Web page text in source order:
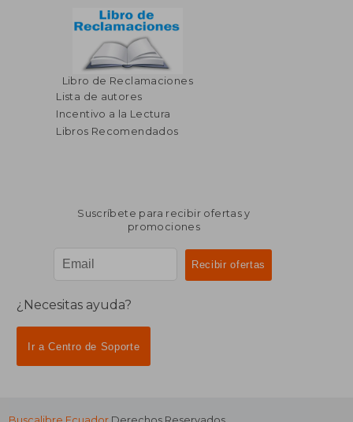
Libro de Reclamaciones
Lista de autores
Incentivo a la Lectura
Libros Recomendados
Suscríbete para recibir ofertas y
promociones
¿Necesitas ayuda?
Ir a Centro de Soporte